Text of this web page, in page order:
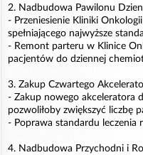
2. Nadbudowa Pawilonu
- Przeniesienie Kliniki
spełniającego najwyższe
- Remont parteru w Klinice
pacjentów do dziennej
3. Zakup Czwartego
- Zakup nowego akceleratora
pozwoliłoby zwiększyć liczbę
- Poprawa standardu leczenia
4. Nadbudowa Przychodni i